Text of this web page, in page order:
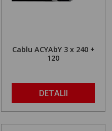
Cablu ACYAbY 3 x 240 +
120
DETALII